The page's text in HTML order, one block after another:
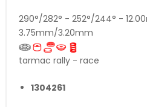
290°/282° - 252°/244° -
3.75mm/3.20mm
tarmac rally - race
1304261